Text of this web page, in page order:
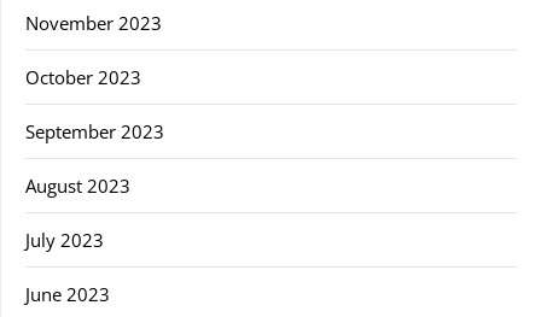
November 2023
October 2023
September 2023
August 2023
July 2023
June 2023